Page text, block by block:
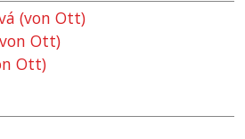
(von Ott)
Ott)
Ott)